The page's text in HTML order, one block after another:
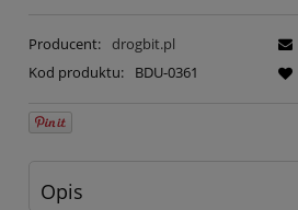
Producent: drogbit.pl
Kod produktu:
BDU-0361
Opis